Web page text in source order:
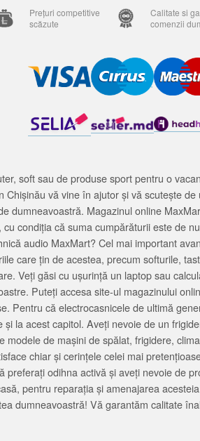
Prețuri competitive
scăzute
Calitate si
comenzii
soft sau de produse sport pentru o
vă vine în ajutor și vă scutește
dumneavoastră. Magazinul online
condiția că suma cumpărăturii este de
audio MaxMart? Cel mai important
care țin de acestea, precum softurile,
Veți găsi cu ușurință un laptop sau
Puteți accesa site-ul magazinului
Pentru că electrocasnicele de ultimă
la acest capitol. Aveți nevoie de un
modele de mașini de spălat, frigidere,
chiar și cerințele celei mai
preferați odihna activă și aveți nevoie de
pentru reparația și amenajarea
dumneavoastră! Vă garantăm calitate